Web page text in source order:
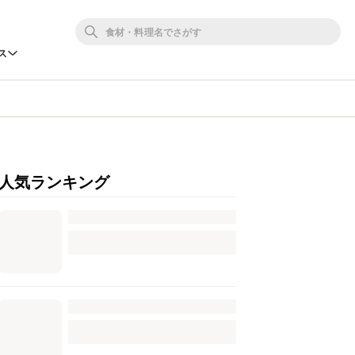
人気ランキング